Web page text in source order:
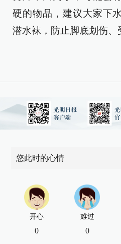
硬的物品，建议大家下
潜水袜，防止脚底划伤、
您此时的心情
开心
0
难过
0